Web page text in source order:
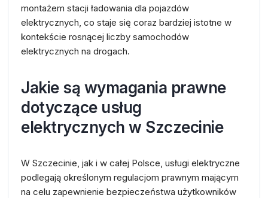
montażem stacji ładowania dla pojazdów
elektrycznych, co staje się coraz bardziej istotne w
kontekście rosnącej liczby samochodów
elektrycznych na drogach.
Jakie są wymagania prawne
dotyczące usług
elektrycznych w Szczecinie
W Szczecinie, jak i w całej Polsce, usługi elektryczne
podlegają określonym regulacjom prawnym mającym
na celu zapewnienie bezpieczeństwa użytkowników